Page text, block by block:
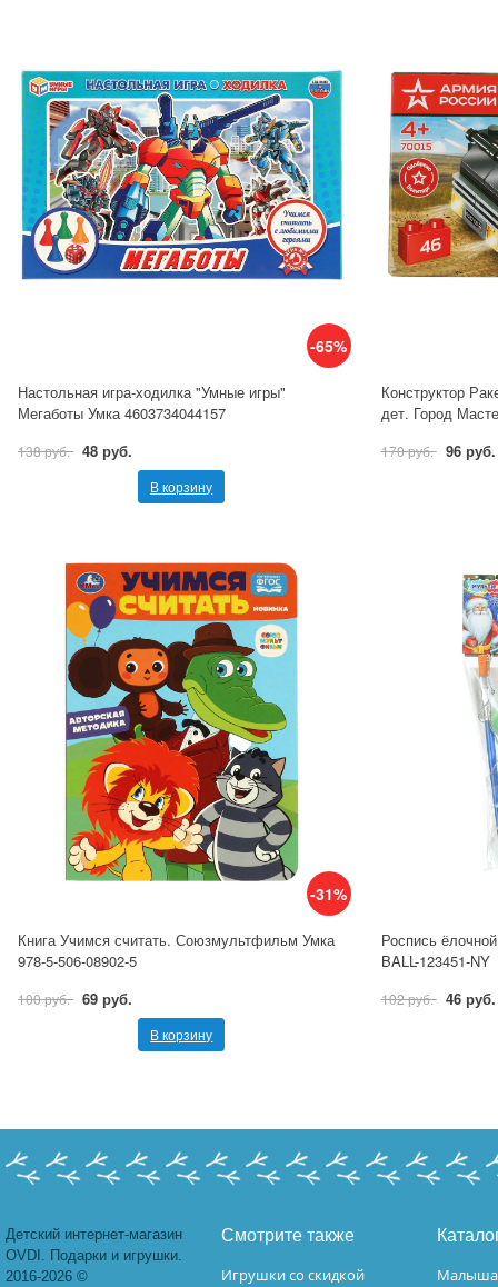
-65%
Настольная игра-ходилка "Умные игры"
Мегаботы Умка 4603734044157
138 руб. 48 руб.
В корзину
Конструктор
дет. Город
170 руб. 96 руб.
-31%
Книга Учимся считать. Союзмультфильм Умка
978-5-506-08902-5
100 руб. 69 руб.
В корзину
Роспись
BALL-123451-NY
102 руб. 46 руб.
Детский интернет-магазин
OVDI. Подарки и игрушки.
2016-2026 ©
Смотрите также
Игрушки со скидкой